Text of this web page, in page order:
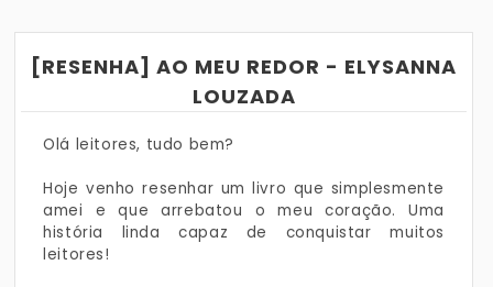
[RESENHA] AO MEU REDOR - ELYSANNA
LOUZADA
Olá leitores, tudo bem?
Hoje venho resenhar um livro que simplesmente
amei e que arrebatou o meu coração. Uma
história linda capaz de conquistar muitos
leitores!